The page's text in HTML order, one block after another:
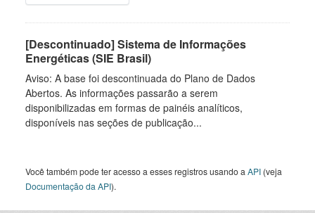
[Descontinuado] Sistema de Informações
Energéticas (SIE Brasil)
Aviso: A base foi descontinuada do Plano de Dados
Abertos. As informações passarão a serem
disponibilizadas em formas de painéis analíticos,
disponíveis nas seções de publicação...
Você também pode ter acesso a esses registros usando a API (veja
Documentação da API).